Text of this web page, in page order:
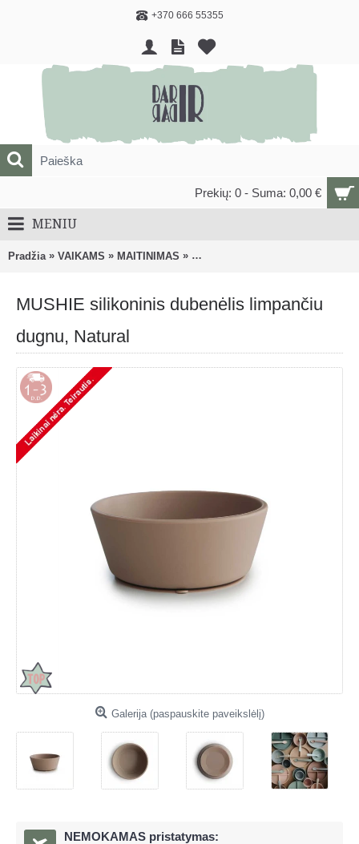
+370 666 55355
Prekių: 0 - Suma: 0,00 €
MENIU
Pradžia » VAIKAMS » MAITINIMAS » Vaikiški dubenėliai, lėkštės ir
MUSHIE silikoninis dubenėlis limpančiu
dugnu, Natural
Galerija (paspauskite paveikslėlį)
NEMOKAMAS pristatymas: